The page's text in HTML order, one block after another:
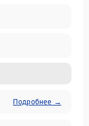
Подробнее →